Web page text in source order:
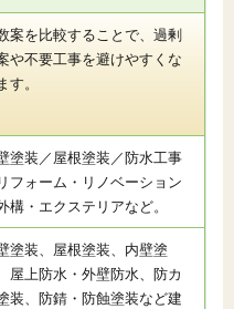
案を比較することで、過剰
や不要工事を避けやすくな
す。
塗装／屋根塗装／防水工事
フォーム・リノベーション
構・エクステリアなど。
塗装、屋根塗装、内壁塗
屋上防水・外壁防水、防カ
装、防錆・防蝕塗装など建